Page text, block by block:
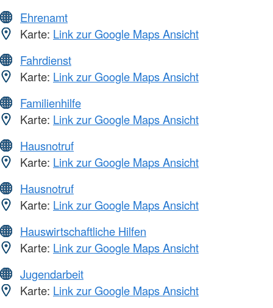
Ehrenamt
Karte: Link zur Google Maps Ansicht
Fahrdienst
Karte: Link zur Google Maps Ansicht
Familienhilfe
Karte: Link zur Google Maps Ansicht
Hausnotruf
Karte: Link zur Google Maps Ansicht
Hausnotruf
Karte: Link zur Google Maps Ansicht
Hauswirtschaftliche Hilfen
Karte: Link zur Google Maps Ansicht
Jugendarbeit
Karte: Link zur Google Maps Ansicht